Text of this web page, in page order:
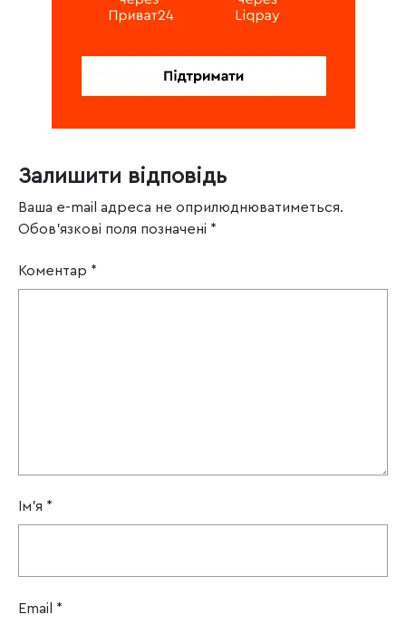
Залишити відповідь
Ваша e-mail адреса не оприлюднюватиметься.
Обов’язкові поля позначені *
Коментар *
Ім'я *
Email *